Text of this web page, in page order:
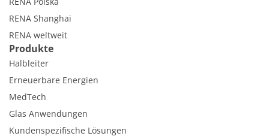
RENA Shanghai
RENA weltweit
Produkte
Halbleiter
Erneuerbare Energien
MedTech
Glas Anwendungen
Kundenspezifische Lösungen